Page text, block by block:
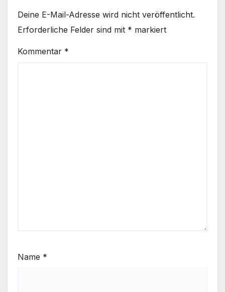
Deine E-Mail-Adresse wird nicht veröffentlicht.
Erforderliche Felder sind mit * markiert
Kommentar *
Name *